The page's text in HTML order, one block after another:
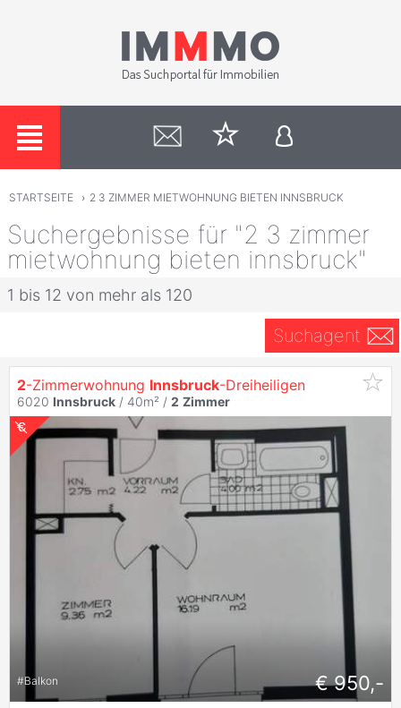
STARTSEITE › 2 3 ZIMMER MIETWOHNUNG BIETEN INNSBRUCK
Suchergebnisse für "2 3 zimmer
mietwohnung bieten innsbruck"
1 bis 12 von mehr als 120
Suchagent
2-Zimmerwohnung Innsbruck-Dreiheiligen
6020 Innsbruck / 40m² / 2 Zimmer
#Balkon € 950,-